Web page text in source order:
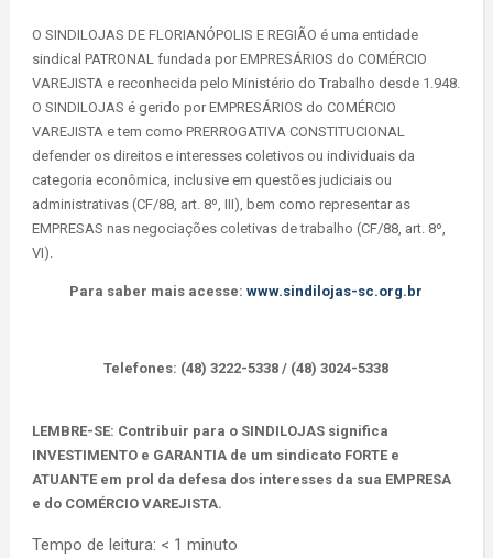
O SINDILOJAS DE FLORIANÓPOLIS E REGIÃO é uma entidade
sindical PATRONAL fundada por EMPRESÁRIOS do COMÉRCIO
VAREJISTA e reconhecida pelo Ministério do Trabalho desde 1.948.
O SINDILOJAS é gerido por EMPRESÁRIOS do COMÉRCIO
VAREJISTA e tem como PRERROGATIVA CONSTITUCIONAL
defender os direitos e interesses coletivos ou individuais da
categoria econômica, inclusive em questões judiciais ou
administrativas (CF/88, art. 8º, III), bem como representar as
EMPRESAS nas negociações coletivas de trabalho (CF/88, art. 8º,
VI).
Para saber mais acesse:www.sindilojas-sc.org.br
Telefones: (48) 3222-5338 / (48) 3024-5338
LEMBRE-SE: Contribuir para o SINDILOJAS significa
INVESTIMENTO e GARANTIA de um sindicato FORTE e
ATUANTE em prol da defesa dos interesses da sua EMPRESA
e do COMÉRCIO VAREJISTA.
Tempo de leitura: < 1 minuto